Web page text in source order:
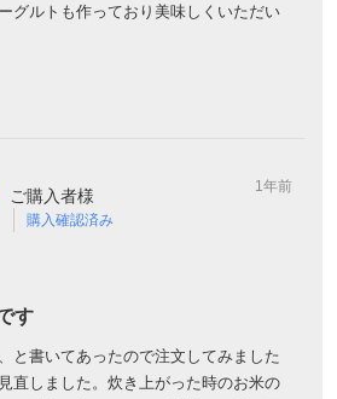
ルトも作っており美味しくいただい
ご購入者様
購入確認済み
1年前
す
と書いてあったので注文してみました
直しました。炊き上がった時のお米の